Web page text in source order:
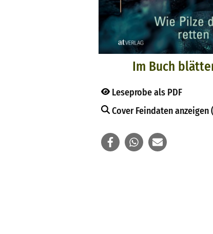
Im Buch
Leseprobe als PDF
Cover Feindaten anzeigen